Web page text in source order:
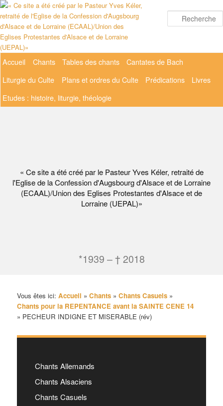
Aller
au
contenu
principal
« Ce site a été créé par le Pasteur Yves Kéler, retraité de
l'Eglise de la Confession d'Augsbourg d'Alsace et de Lorraine
(ECAAL)/Union des Eglises Protestantes d'Alsace et de
Lorraine (UEPAL)»
*1939 – † 2018
Menu
Accueil Chants Tables des chants
Cantates de Bach
Liturgie du Culte
Plans et ordres du Culte Prédications
Livres
Etudes : histoire, liturgie, théologie
Vous êtes ici:Accueil »Chants »Chants Casuels »
Chants pour la REPENTANCE avant la SAINTE CENE 14
» PECHEUR INDIGNE ET MISERABLE (rév)
Chants Allemands
Chants Alsaciens
Chants Casuels